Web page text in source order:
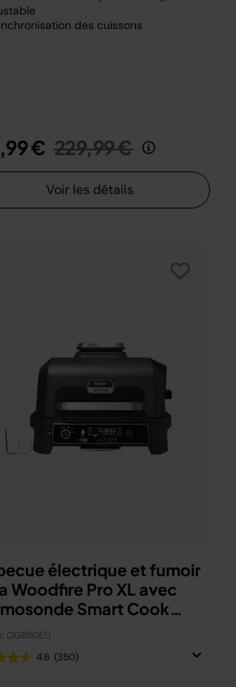
des cuissons
€ Prix réduit de
229,99 €au
Voir les détails
électrique et fumoir
Woodfire Pro XL avec
Smart Cook
OG850EU
4.6 (350)